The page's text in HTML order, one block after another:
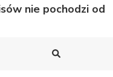
nie pochodzi od